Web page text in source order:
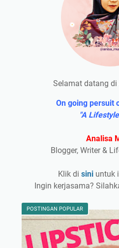
Selamat datang di
On going persuit
"A
Analisa
Blogger, Writer &
Klik di sini untuk
Ingin kerjasama?
POSTINGAN POPULAR